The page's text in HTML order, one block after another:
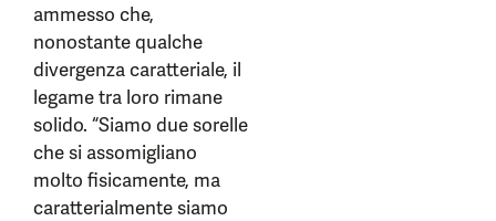
ammesso che,
nonostante qualche
divergenza caratteriale, il
legame tra loro rimane
solido. “Siamo due sorelle
che si assomigliano
molto fisicamente, ma
caratterialmente siamo